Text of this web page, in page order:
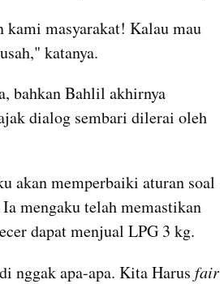
kami masyarakat! Kalau mau
katanya.
bahkan Bahlil akhirnya
dialog sembari dilerai oleh
akan memperbaiki aturan soal
mengaku telah memastikan
dapat menjual LPG 3 kg.
nggak apa-apa. Kita Harus fair